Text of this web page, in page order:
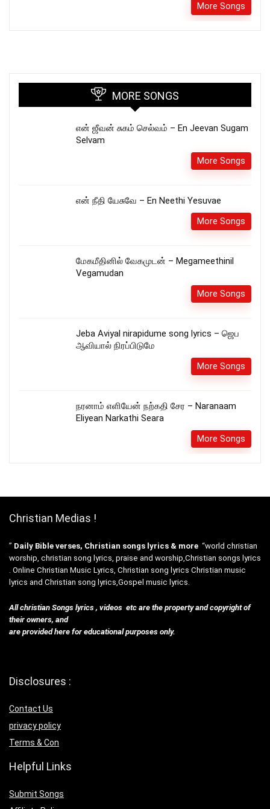
More Songs
MORE SONGS
என் ஜீவன் சுகம் செல்வம் – En Jeevan Sugam
Selvam
More Songs
என் நீதி யேசுவே – En Neethi Yesuvae
More Songs
மேகமீதினில் வேகமுடன் – Megameethinil
Vegamudan
More Songs
Jeba Aviyal nirapidume song lyrics – ஜெப
ஆவியால் நிரப்பிடுமே
More Songs
நரனாம் எளியேன் நற்கதி சேர – Naranaam
Eliyean Narkathi Seara
More Songs
Christian Medias !
” Daily Bible verses, Christian songs lyrics & more “world christian
worship, christian song lyrics, praise and worship,Christian songs lyrics
. Online Christian Music Lyrics, Christian song lyrics Christian music
lyrics and Christian song lyrics,Gospel music lyrics.
All christian Songs lyrics , videos etc are the property and copyright of
their owners, and
are provided here for educational purposes only.
Disclosures :
Contact Us
privacy policy
Terms & Con
Helpful Links
Submit Songs